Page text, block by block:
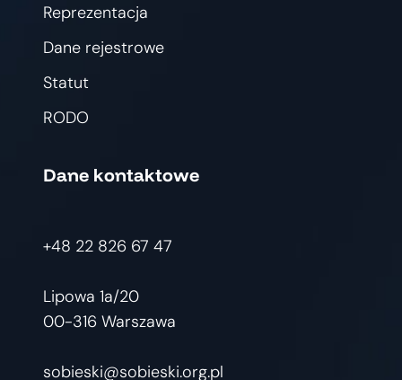
Reprezentacja
Dane rejestrowe
Statut
RODO
Dane kontaktowe
+48 22 826 67 47
Lipowa 1a/20
00-316 Warszawa
sobieski@sobieski.org.pl